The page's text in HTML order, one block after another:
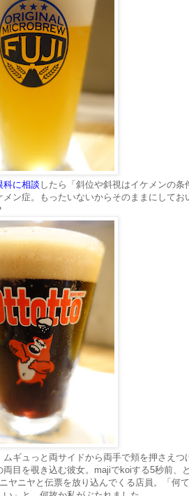
科に相談 したら「斜位や斜視はイケメンの条
ン症。もったいないからそのままにしてお
ムギュっと両サイドから両手で頬を押さえつ
目を覗き込む彼女。majiでkoiする5秒前、
ヤニヤと伝票を放り込んでくる店員。「何